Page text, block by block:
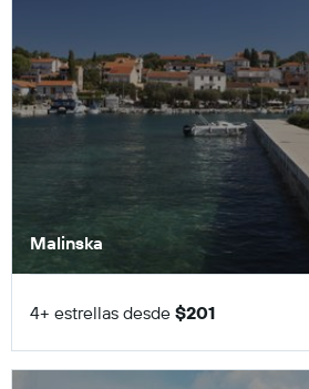
Malinska
4+ estrellas desde $201